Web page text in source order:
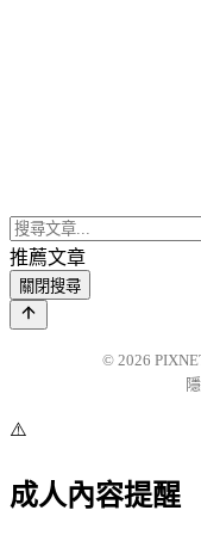
推薦文章
關閉搜尋
© 2026
⚠️
成人內容提醒